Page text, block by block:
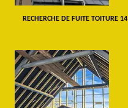
RECHERCHE DE FUITE TOITURE 14